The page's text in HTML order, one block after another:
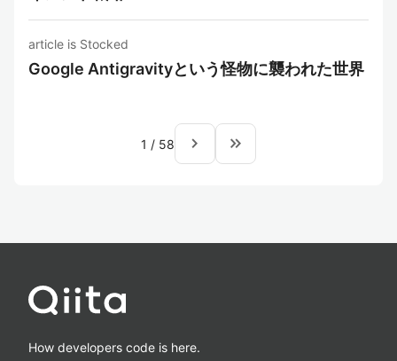
article is Stocked
Google Antigravityという怪物に襲われた世界
1 / 58 navigate_next keyboard_double_arrow_right
How developers code is here.